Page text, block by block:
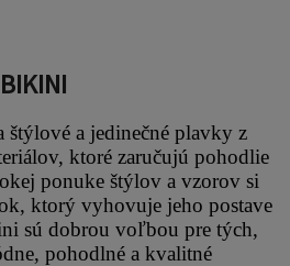
a jedinečné plavky z
ktoré zaručujú pohodlie
ponuke štýlov a vzorov si
ktorý vyhovuje jeho postave
sú dobrou voľbou pre tých,
pohodlné a kvalitné